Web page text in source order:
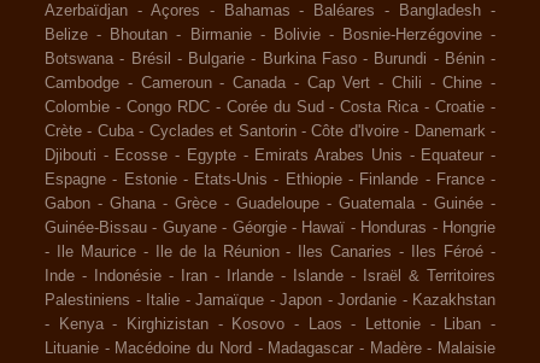
Azerbaïdjan - Açores - Bahamas - Baléares - Bangladesh -
Belize - Bhoutan - Birmanie - Bolivie - Bosnie-Herzégovine -
Botswana - Brésil - Bulgarie - Burkina Faso - Burundi - Bénin -
Cambodge - Cameroun - Canada - Cap Vert - Chili -Chine -
Colombie - Congo RDC - Corée du Sud -Costa Rica -Croatie -
Crète - Cuba - Cyclades et Santorin -Côte d'Ivoire - Danemark -
Djibouti - Ecosse - Egypte - Emirats Arabes Unis - Equateur -
Espagne - Estonie - Etats-Unis - Ethiopie - Finlande - France -
Gabon - Ghana - Grèce - Guadeloupe - Guatemala - Guinée -
Guinée-Bissau - Guyane - Géorgie - Hawaï - Honduras - Hongrie
-
Ile Maurice - Ile de la Réunion - Iles Canaries - Iles Féroé -
Inde - Indonésie - Iran - Irlande - Islande -
Israël & Territoires
Palestiniens - Italie - Jamaïque - Japon - Jordanie - Kazakhstan
-
Kenya - Kirghizistan - Kosovo - Laos - Lettonie - Liban -
Lituanie - Macédoine du Nord - Madagascar - Madère - Malaisie